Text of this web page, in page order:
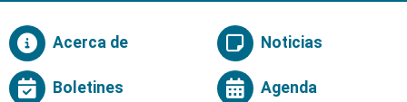
Acerca de Noticias
Boletines Agenda